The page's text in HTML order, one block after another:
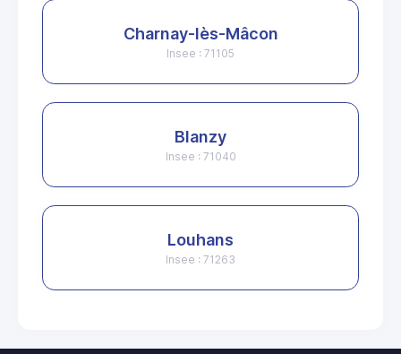
Charnay-lès-Mâcon
Insee : 71105
Blanzy
Insee : 71040
Louhans
Insee : 71263